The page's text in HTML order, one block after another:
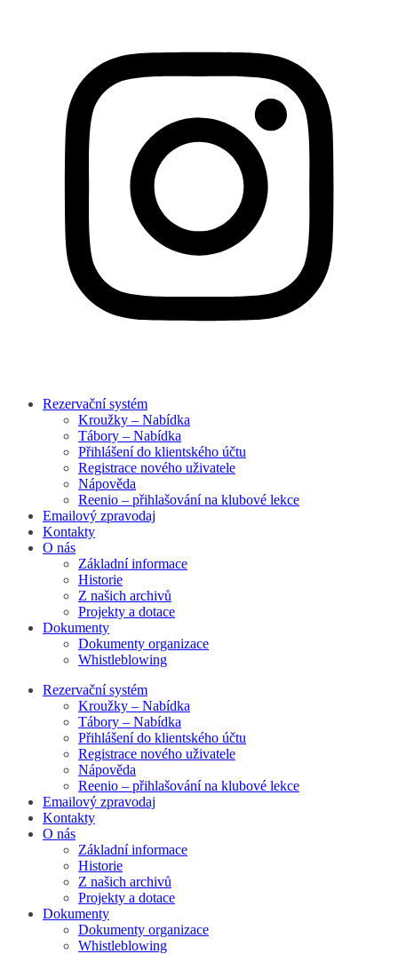
Rezervační systém
Kroužky – Nabídka
Tábory – Nabídka
Přihlášení do klientského účtu
Registrace nového uživatele
Nápověda
Reenio – přihlašování na klubové lekce
Emailový zpravodaj
Kontakty
O nás
Základní informace
Historie
Z našich archivů
Projekty a dotace
Dokumenty
Dokumenty organizace
Whistleblowing
Rezervační systém
Kroužky – Nabídka
Tábory – Nabídka
Přihlášení do klientského účtu
Registrace nového uživatele
Nápověda
Reenio – přihlašování na klubové lekce
Emailový zpravodaj
Kontakty
O nás
Základní informace
Historie
Z našich archivů
Projekty a dotace
Dokumenty
Dokumenty organizace
Whistleblowing